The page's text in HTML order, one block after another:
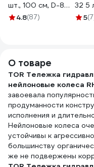
шт., 100 см, D-8
мм,4.8(87)
32 5
5
О товаре
TOR Тележка
нейлоновые колеса
завоевала
продуманности
исполнения и
Нейлоновые колеса
устойчивы к
большинству
же не подвержены